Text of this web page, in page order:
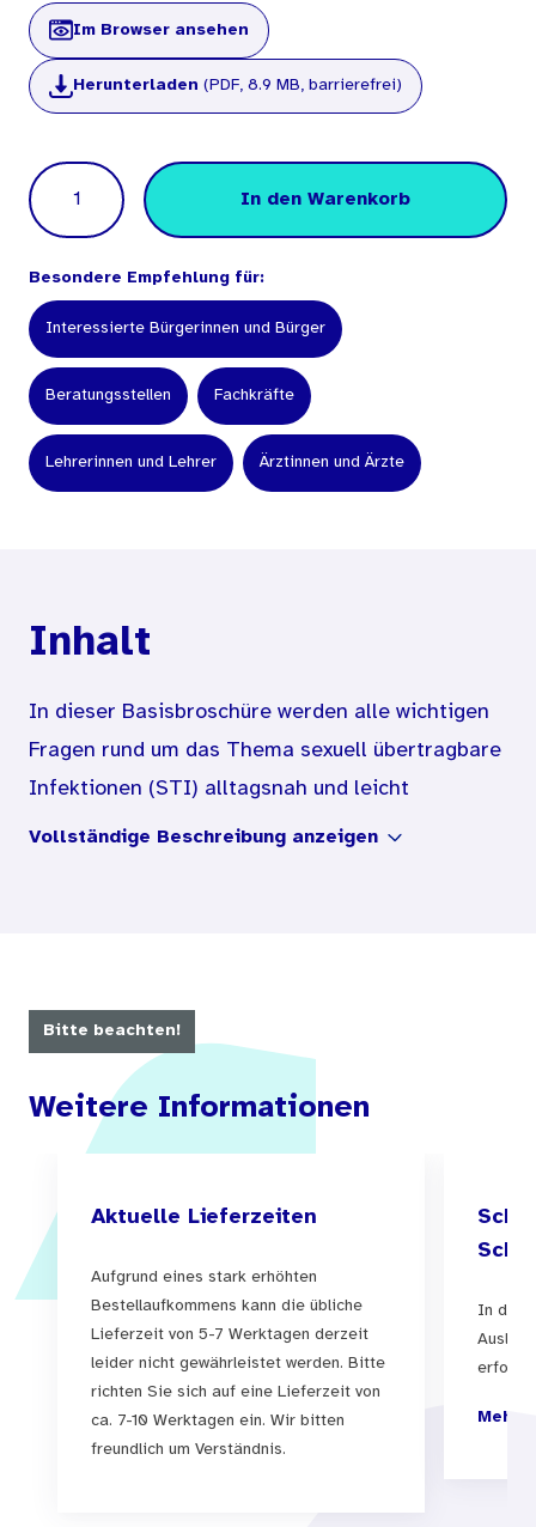
Im Browser ansehen
Herunterladen (PDF, 8.9 MB, barrierefrei)
Menge
In den Warenkorb
Besondere Empfehlung für:
Interessierte Bürgerinnen und Bürger
Beratungsstellen Fachkräfte
Lehrerinnen und Lehrer Ärztinnen und Ärzte
Inhalt
In dieser Basisbroschüre werden alle wichtigen
Fragen rund um das Thema sexuell übertragbare
Infektionen (STI) alltagsnah und leicht
verständlich beantwortet. Außerdem enthält die
ihrer Untersuchung und Behandlung übersichtlich
strukturiert erläutert werden.
Vollständige Beschreibung anzeigen
Bitte beachten!
Weitere Informationen
Aktuelle Lieferzeiten
Aufgrund eines stark erhöhten
Bestellaufkommens kann die übliche
Lieferzeit von 5-7 Werktagen derzeit
leider nicht gewährleistet werden. Bitte
richten Sie sich auf eine Lieferzeit von
ca. 7-10 Werktagen ein. Wir bitten
freundlich um Verständnis.
In der
Mehr